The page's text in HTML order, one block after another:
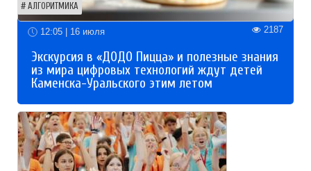
АЛГОРИТМИКА
12:05 | 16 июля 2187
Экскурсия в «ДОДО Пицца» и полезные знания
из мира цифровых технологий ждут детей
Каменска-Уральского этим летом